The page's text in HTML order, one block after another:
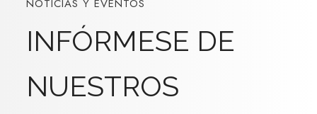
NOTICIAS Y EVENTOS
INFÓRMESE DE
NUESTROS